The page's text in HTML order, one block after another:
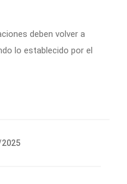
deben volver a
lo establecido por el